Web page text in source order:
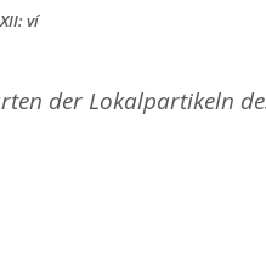
ví
der Lokalpartikeln